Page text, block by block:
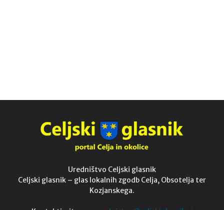
Uredništvo Celjski glasnik
Celjski glasnik – glas lokalnih zgodb Celja, Obsotelja ter
Kozjanskega.